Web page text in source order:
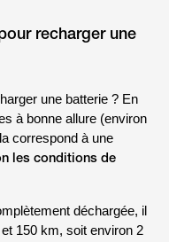
recharger une
une batterie ? En
à bonne allure (environ
correspond à une
les conditions de
déchargée, il
150 km, soit environ 2